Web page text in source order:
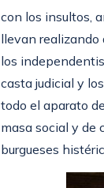
con los insultos,
llevan realizando
los
casta judicial y
todo el aparato
masa social y de
burgueses